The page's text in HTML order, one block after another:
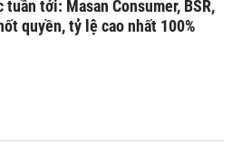
tuần tới: Masan Consumer, BSR,
quyền, tỷ lệ cao nhất 100%